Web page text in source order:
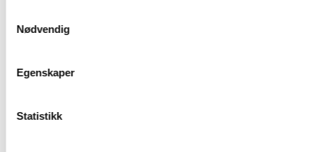
Nødvendig
Egenskaper
Statistikk